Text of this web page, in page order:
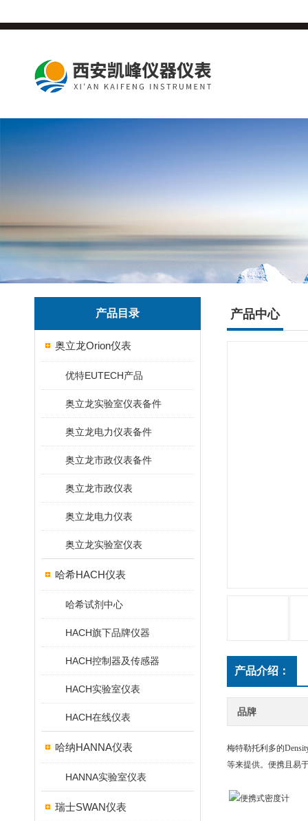
产品目录
奥立龙Orion仪表
优特EUTECH产品
奥立龙实验室仪表备件
奥立龙电力仪表备件
奥立龙市政仪表备件
奥立龙市政仪表
奥立龙电力仪表
奥立龙实验室仪表
哈希HACH仪表
哈希试剂中心
HACH旗下品牌仪器
HACH控制器及传感器
HACH实验室仪表
HACH在线仪表
哈纳HANNA仪表
HANNA实验室仪表
瑞士SWAN仪表
产品中心
产品介绍：
品牌
梅特勒托利多的
等来提供。 便携且易